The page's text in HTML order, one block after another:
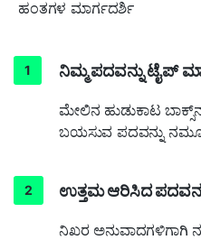
ಹಂತಗಳ ಮಾರ್ಗದರ್ಶಿ
ನಿಮ್ಮ ಪದವನ್ನು ಟೈಪ್
ಮೇಲಿನ ಹುಡುಕಾಟ
ಬಯಸುವ ಪದವನ್ನು
ಉತ್ತಮ ಆರಿಸಿದ
ನಿಖರ ಅನುವಾದಗಳಿಗಾಗಿ